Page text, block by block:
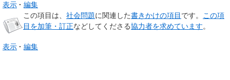
表示
編集
この項目は、 社会問題に関連した書きかけの項目 です。 この項
目を加筆・訂正などしてくださる協力者を求めています。
表示 編集